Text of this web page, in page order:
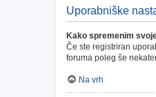
Uporabniške
Kako spremenim
Če ste registriran
foruma poleg še
Na vrh